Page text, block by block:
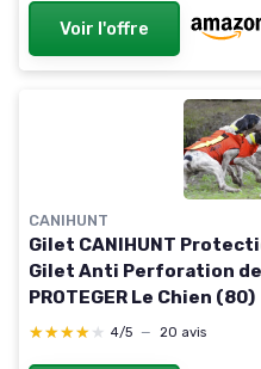
Voir l'offre
CANIHUNT
Gilet CANIHUNT
Gilet Anti Perforation
PROTEGER Le Chien (80)
★★★★★
★★★★★ 4/5 — 20 avis